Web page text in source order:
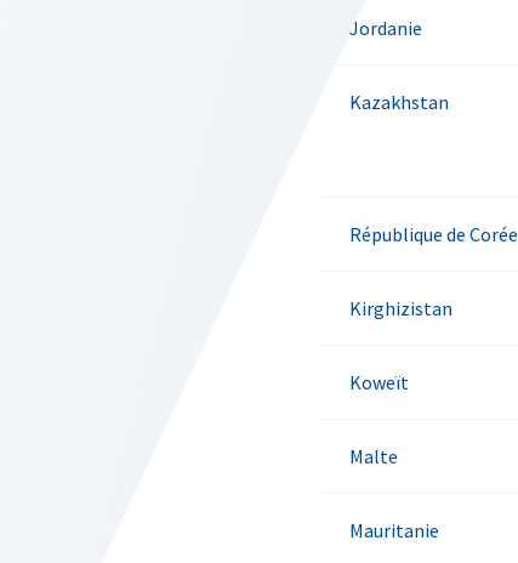
Jordanie
Kazakhstan
République de Corée
Kirghizistan
Koweït
Malte
Mauritanie